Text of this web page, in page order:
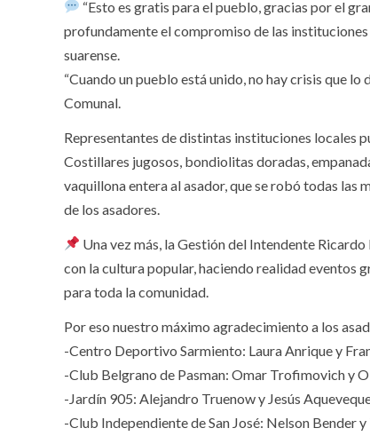
“Esto es gratis para el pueblo, gracias por el
profundamente el compromiso de las
suarense.
“Cuando un pueblo está unido, no hay crisis que
Comunal.
Representantes de distintas instituciones locales
Costillares jugosos, bondiolitas doradas,
vaquillona entera al asador, que se robó todas
de los asadores.
Una vez más, la Gestión del Intendente
con la cultura popular, haciendo realidad eventos
para toda la comunidad.
Por eso nuestro máximo agradecimiento a los
-Centro Deportivo Sarmiento: Laura Anrique y
-Club Belgrano de Pasman: Omar Trofimovich y
-Jardín 905: Alejandro Truenow y Jesús
-Club Independiente de San José: Nelson Bender